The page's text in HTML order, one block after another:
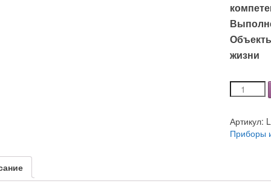
жизни
Количество
Набор
и
Артикул:
Приборы